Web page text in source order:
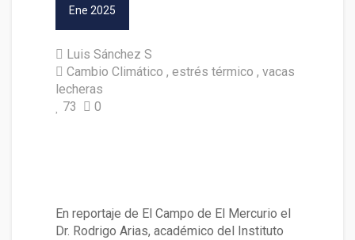
Ene 2025
Luis Sánchez S
Cambio Climático
estrés térmico
vacas
lecheras
73
0
En reportaje de El Campo de El Mercurio el
Dr. Rodrigo Arias, académico del Instituto